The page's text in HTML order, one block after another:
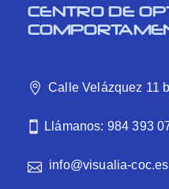
CENTRO DE
Calle Velázquez 11
Llámanos: 984 393
info@visualia-coc.es